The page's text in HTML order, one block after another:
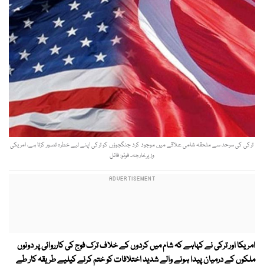
ترکی کی سرحد سے ملحقہ شامی علاقے میں موجود کرد جنگجوؤں کو ترکی اپنے لیے خطرہ تصور کرتا ہے، امریکی
وزیرخارجہ۔ فوٹو: فائل
امریکا اور ترکی نے کہاہے کہ شام میں کردوں کے خلاف ترک فوج کی کارروائی پر دونوں
ملکوں کے درمیان پیدا ہونے والے شدید اختلافات کو ختم کرنے کیلیے طریقہ کار طے